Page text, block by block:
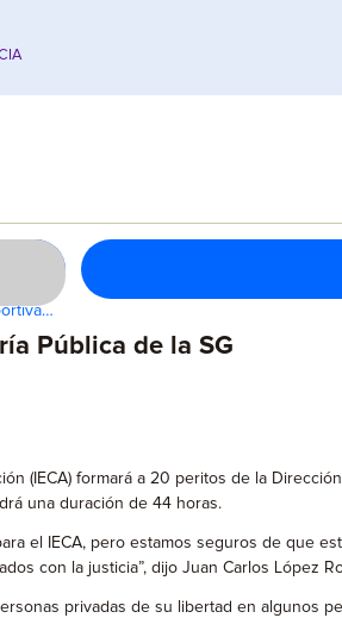
Pública de la SG
(IECA) formará a 20 peritos de la
una duración de 44 horas.
el IECA, pero estamos seguros de que
con la justicia”, dijo Juan Carlos López
privadas de su libertad en algunos